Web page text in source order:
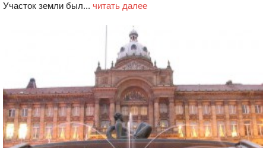
Участок земли был... читать далее